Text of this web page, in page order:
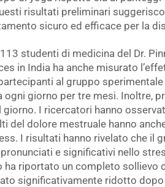
risultati preliminari
sicuro ed efficace per la
studenti di medicina del Dr.
in India ha anche misurato
al gruppo
ogni giorno per tre mesi. Inoltre,
giorno. I ricercatori hanno
del dolore mestruale hanno
I risultati hanno rivelato che il
e significativi nello
ha riportato un completo sollievo
significativamente ridotto dopo